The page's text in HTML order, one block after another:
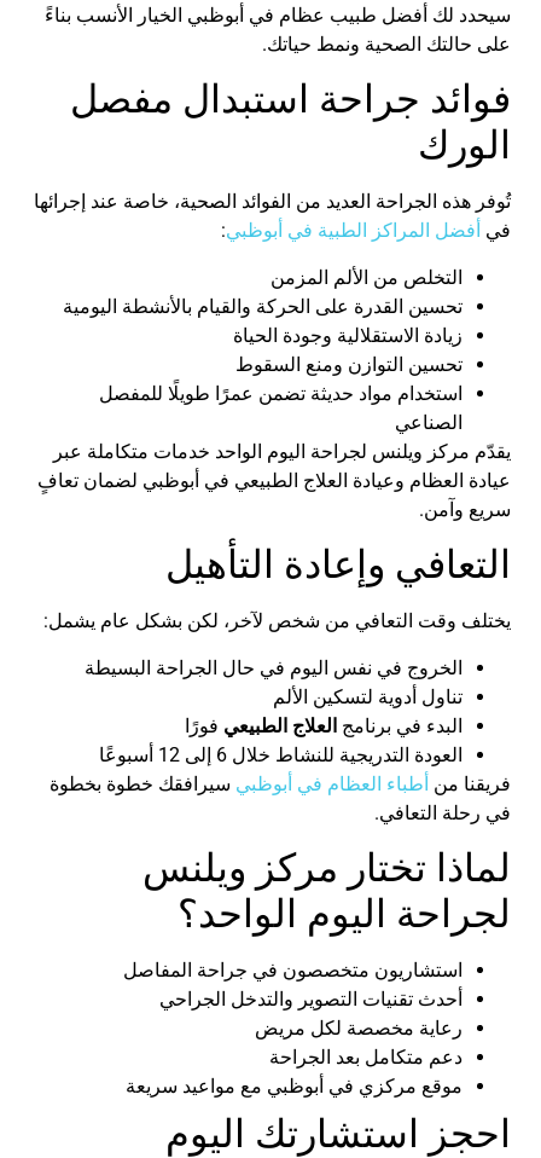
سيحدد لك أفضل طبيب عظام في أبوظبي الخيار الأنسب بناءً
على حالتك الصحية ونمط حياتك.
فوائد جراحة استبدال مفصل
الورك
تُوفر هذه الجراحة العديد من الفوائد الصحية، خاصة عند إجرائها
في أفضل المراكز الطبية في أبوظبي:
التخلص من الألم المزمن
تحسين القدرة على الحركة والقيام بالأنشطة اليومية
زيادة الاستقلالية وجودة الحياة
تحسين التوازن ومنع السقوط
استخدام مواد حديثة تضمن عمرًا طويلًا للمفصل
الصناعي
يقدّم مركز ويلنس لجراحة اليوم الواحد خدمات متكاملة عبر
عيادة العظام وعيادة العلاج الطبيعي في أبوظبي لضمان تعافٍ
سريع وآمن.
التعافي وإعادة التأهيل
يختلف وقت التعافي من شخص لآخر ، لكن بشكل عام يشمل:
الخروج في نفس اليوم في حال الجراحة البسيطة
تناول أدوية لتسكين الألم
البدء في برنامج العلاج الطبيعي فورًا
العودة التدريجية للنشاط خلال إلى
أسبوعًا
فريقنا من أطباء العظام في أبوظبي سيرافقك خطوة بخطوة
في رحلة التعافي.
لماذا تختار مركز ويلنس
لجراحة اليوم الواحد؟
استشاريون متخصصون في جراحة المفاصل
أحدث تقنيات التصوير والتدخل الجراحي
رعاية مخصصة لكل مريض
دعم متكامل بعد الجراحة
موقع مركزي في أبوظبي مع مواعيد سريعة
احجز استشارتك اليوم